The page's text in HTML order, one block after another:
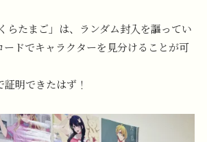
らたまご」は、ランダム封入を謳ってい
ードでキャラクターを見分けることが可
明できたはず！